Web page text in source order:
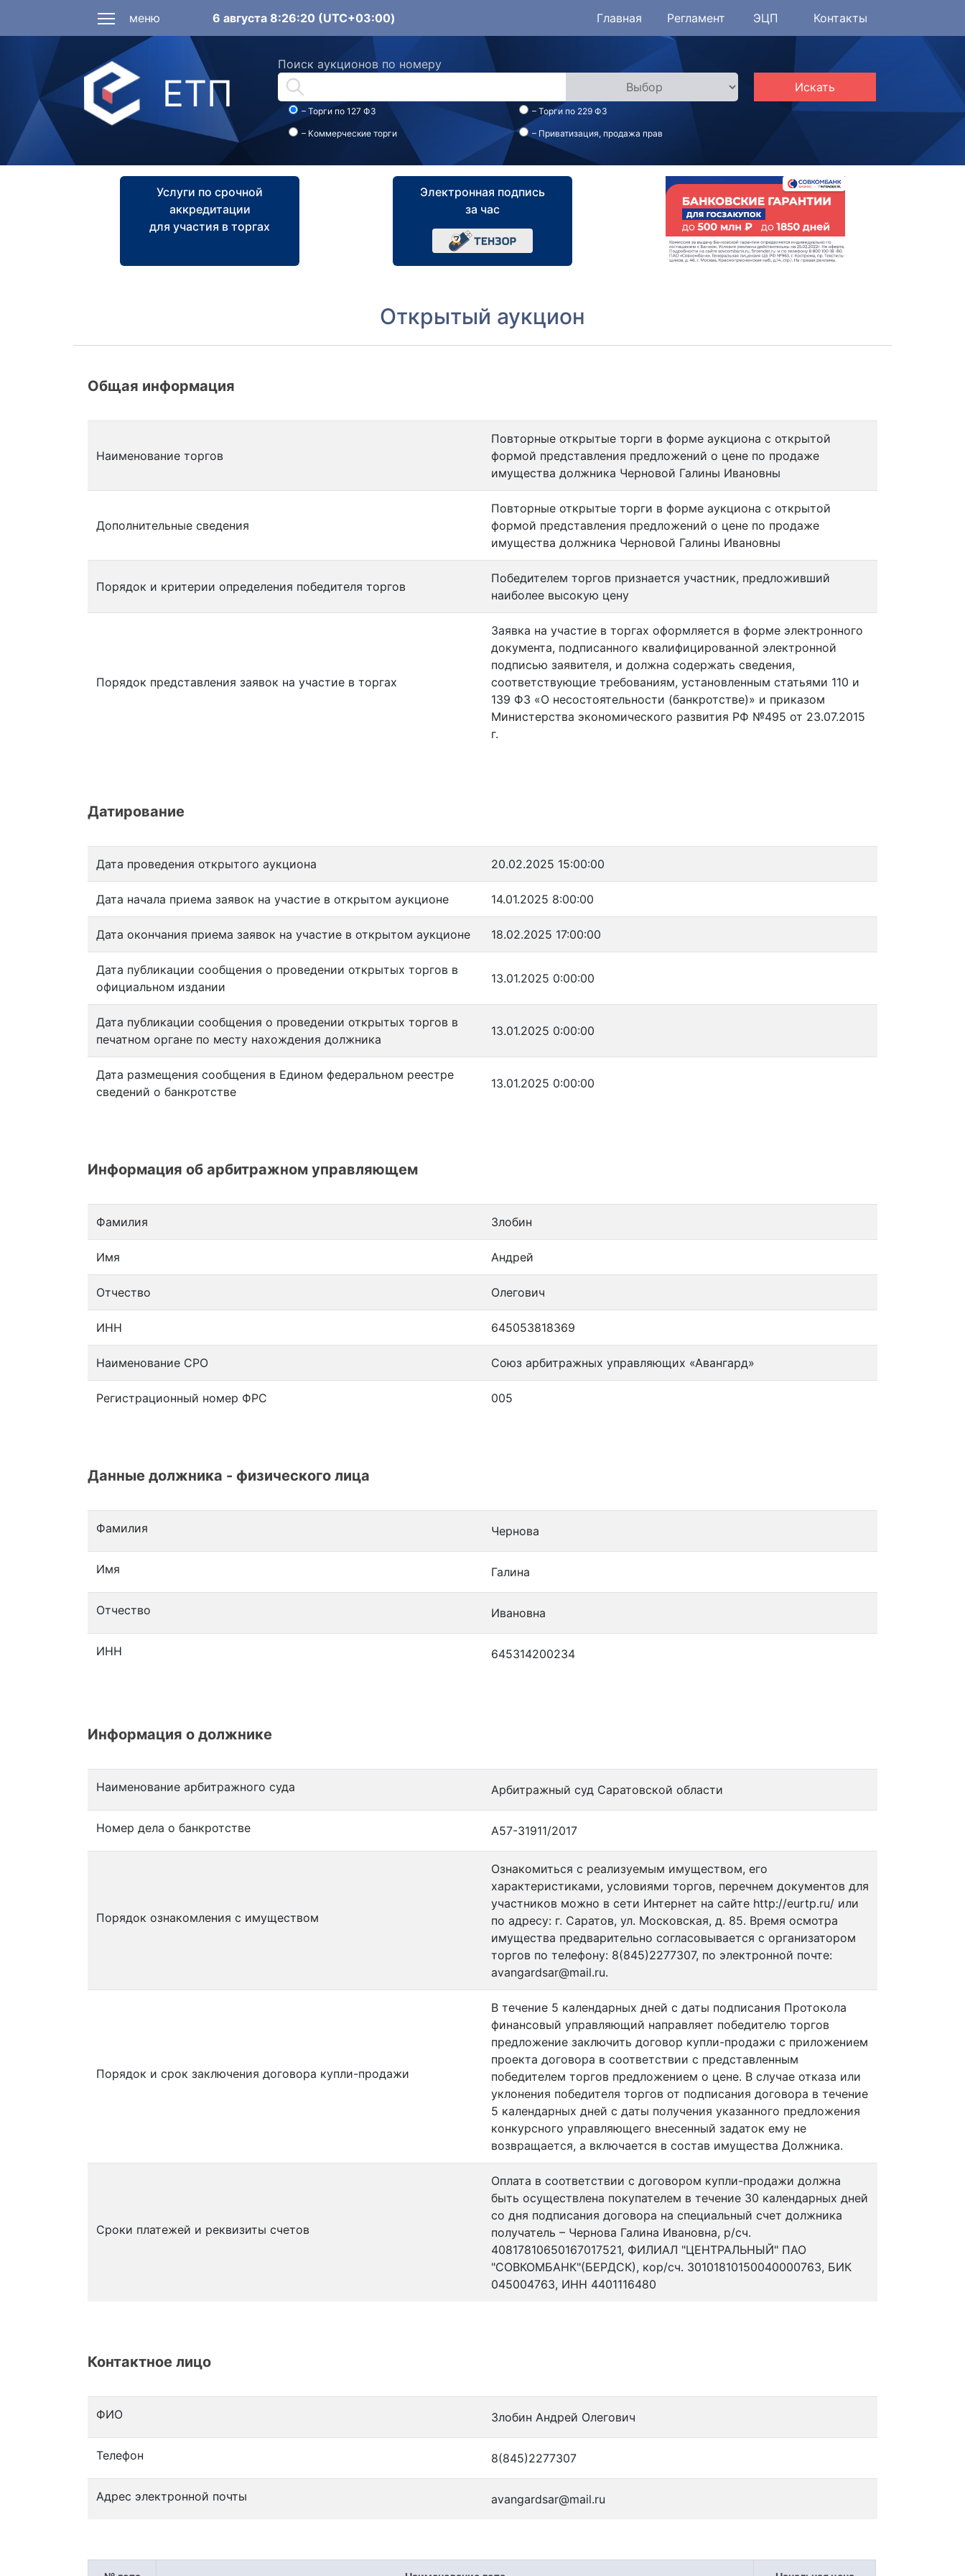
меню 6 августа 8:26:20 (UTC+03:00) Главная Регламент ЭЦП Контакты
ЕТП
Поиск аукционов по номеру
Искать
– Торги по 127 ФЗ – Торги по 229 ФЗ
– Коммерческие торги – Приватизация, продажа прав
Услуги по срочной
аккредитации
для участия в торгах
Электронная подпись
за час
Открытый аукцион
Общая информация
Наименование торгов
Повторные открытые торги в форме аукциона с открытой
формой представления предложений о цене по продаже
имущества должника Черновой Галины Ивановны
Дополнительные сведения
Повторные открытые торги в форме аукциона с открытой
формой представления предложений о цене по продаже
имущества должника Черновой Галины Ивановны
Порядок и критерии определения победителя торгов
Победителем торгов признается участник, предложивший
наиболее высокую цену
Порядок представления заявок на участие в торгах
Заявка на участие в торгах оформляется в форме электронного
документа, подписанного квалифицированной электронной
подписью заявителя, и должна содержать сведения,
соответствующие требованиям, установленным статьями 110 и
139 ФЗ «О несостоятельности (банкротстве)» и приказом
Министерства экономического развития РФ №495 от 23.07.2015
г.
Датирование
Дата проведения открытого аукциона 20.02.2025 15:00:00
Дата начала приема заявок на участие в открытом аукционе 14.01.2025 8:00:00
Дата окончания приема заявок на участие в открытом аукционе 18.02.2025 17:00:00
Дата публикации сообщения о проведении открытых торгов в
официальном издании
13.01.2025 0:00:00
Дата публикации сообщения о проведении открытых торгов в
печатном органе по месту нахождения должника
13.01.2025 0:00:00
Дата размещения сообщения в Едином федеральном реестре
сведений о банкротстве
13.01.2025 0:00:00
Информация об арбитражном управляющем
Фамилия Злобин
Имя Андрей
Отчество Олегович
ИНН 645053818369
Наименование СРО Союз арбитражных управляющих «Авангард»
Регистрационный номер ФРС 005
Данные должника - физического лица
Фамилия Чернова
Имя Галина
Отчество Ивановна
ИНН 645314200234
Информация о должнике
Наименование арбитражного суда Арбитражный суд Саратовской области
Номер дела о банкротстве А57-31911/2017
Порядок ознакомления с имуществом
Ознакомиться с реализуемым имуществом, его
характеристиками, условиями торгов, перечнем документов для
участников можно в сети Интернет на сайте http://eurtp.ru/ или
по адресу: г. Саратов, ул. Московская, д. 85. Время осмотра
имущества предварительно согласовывается с организатором
торгов по телефону: 8(845)2277307, по электронной почте:
avangardsar@mail.ru.
Порядок и срок заключения договора купли-продажи
В течение 5 календарных дней с даты подписания Протокола
финансовый управляющий направляет победителю торгов
предложение заключить договор купли-продажи с приложением
проекта договора в соответствии с представленным
победителем торгов предложением о цене. В случае отказа или
уклонения победителя торгов от подписания договора в течение
5 календарных дней с даты получения указанного предложения
конкурсного управляющего внесенный задаток ему не
возвращается, а включается в состав имущества Должника.
Сроки платежей и реквизиты счетов
Оплата в соответствии с договором купли-продажи должна
быть осуществлена покупателем в течение 30 календарных дней
со дня подписания договора на специальный счет должника
получатель – Чернова Галина Ивановна, р/сч.
40817810650167017521, ФИЛИАЛ "ЦЕНТРАЛЬНЫЙ" ПАО
"СОВКОМБАНК"(БЕРДСК), кор/сч. 30101810150040000763, БИК
045004763, ИНН 4401116480
Контактное лицо
ФИО Злобин Андрей Олегович
Телефон 8(845)2277307
Адрес электронной почты avangardsar@mail.ru